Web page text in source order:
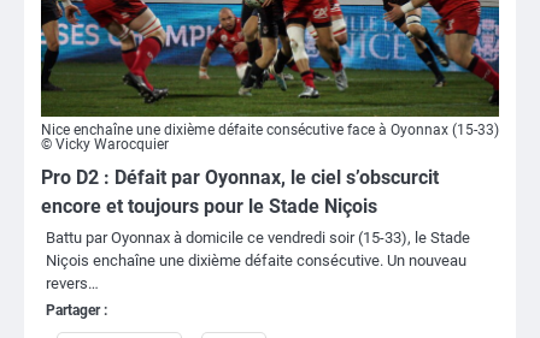
Nice enchaîne une dixième défaite consécutive face à Oyonnax (15-33)
© Vicky Warocquier
Pro D2 : Défait par Oyonnax, le ciel s’obscurcit
encore et toujours pour le Stade Niçois
Battu par Oyonnax à domicile ce vendredi soir (15-33), le Stade
Niçois enchaîne une dixième défaite consécutive. Un nouveau
revers…
Partager :